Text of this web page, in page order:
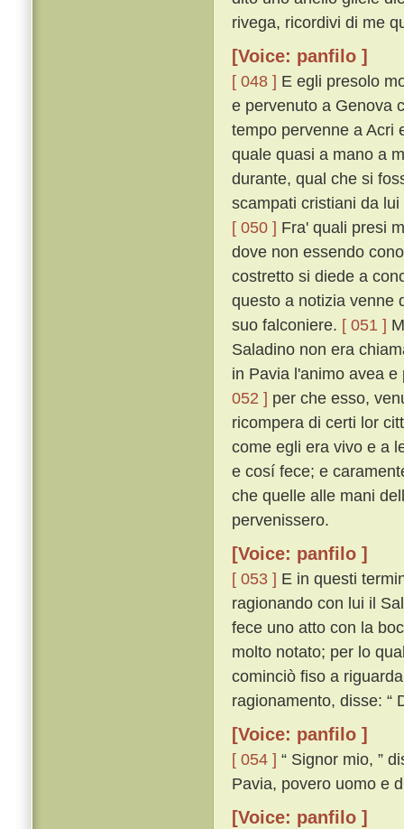
rivega, ricordivi di me
[Voice: panfilo ]
[ 048 ] E egli presolo
e pervenuto a Genova
tempo pervenne a Acri
quale quasi a mano a
durante, qual che si
scampati cristiani da
[ 050 ] Fra' quali presi
dove non essendo
costretto si diede a
questo a notizia venne
suo falconiere. [ 051 ]
Saladino non era
in Pavia l'animo avea
052 ] per che esso,
ricompera di certi lor
come egli era vivo e a
e cosí fece; e
che quelle alle mani
pervenissero.
[Voice: panfilo ]
[ 053 ] E in questi
ragionando con lui il
fece uno atto con la
molto notato; per lo
cominciò fiso a
ragionamento, disse: “
[Voice: panfilo ]
[ 054 ] “ Signor mio, ”
Pavia, povero uomo e
[Voice: panfilo ]